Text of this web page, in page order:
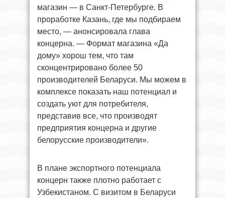
магазин — в Санкт-Петербурге. В
проработке Казань, где мы подбираем
место, — анонсировала глава
концерна. — Формат магазина «Да
дому» хорош тем, что там
сконцентрировано более 50
производителей Беларуси. Мы можем в
комплексе показать наш потенциал и
создать уют для потребителя,
представив все, что производят
предприятия концерна и другие
белорусские производители».
В плане экспортного потенциала
концерн также плотно работает с
Узбекистаном. С визитом в Беларуси